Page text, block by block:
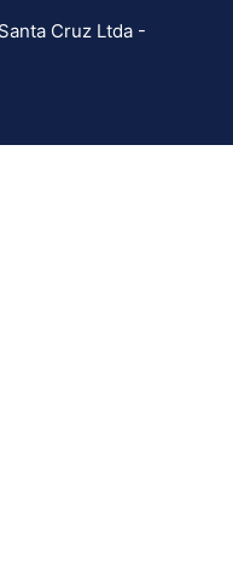
Cruz Ltda -